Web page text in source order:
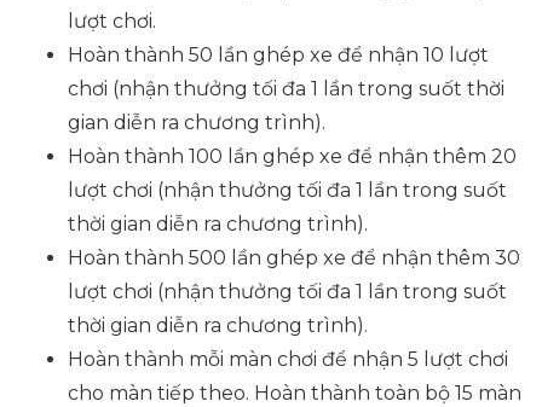
lượt chơi.
Hoàn thành 50 lần ghép xe để nhận 10 lượt
chơi (nhận thưởng tối đa 1 lần trong suốt thời
gian diễn ra chương trình).
Hoàn thành 100 lần ghép xe để nhận thêm 20
lượt chơi (nhận thưởng tối đa 1 lần trong suốt
thời gian diễn ra chương trình).
Hoàn thành 500 lần ghép xe để nhận thêm 30
lượt chơi (nhận thưởng tối đa 1 lần trong suốt
thời gian diễn ra chương trình).
Hoàn thành mỗi màn chơi để nhận 5 lượt chơi
cho màn tiếp theo. Hoàn thành toàn bộ 15 màn